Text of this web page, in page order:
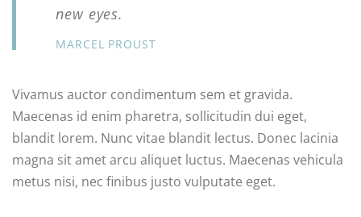
new eyes.
MARCEL PROUST
Vivamus auctor condimentum sem et gravida.
Maecenas id enim pharetra, sollicitudin dui eget,
blandit lorem. Nunc vitae blandit lectus. Donec lacinia
magna sit amet arcu aliquet luctus. Maecenas vehicula
metus nisi, nec finibus justo vulputate eget.